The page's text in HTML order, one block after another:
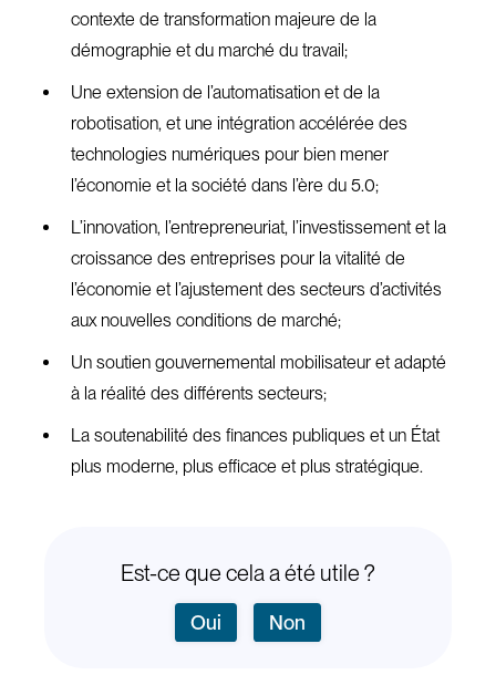
contexte de transformation majeure de la
démographie et du marché du travail;
Une extension de l’automatisation et de la
robotisation, et une intégration accélérée des
technologies numériques pour bien mener
l’économie et la société dans l’ère du 5.0;
L’innovation, l’entrepreneuriat, l’investissement et la
croissance des entreprises pour la vitalité de
l’économie et l’ajustement des secteurs d’activités
aux nouvelles conditions de marché;
Un soutien gouvernemental mobilisateur et adapté
à la réalité des différents secteurs;
La soutenabilité des finances publiques et un État
plus moderne, plus efficace et plus stratégique.
Est-ce que cela a été utile ?
Oui Non